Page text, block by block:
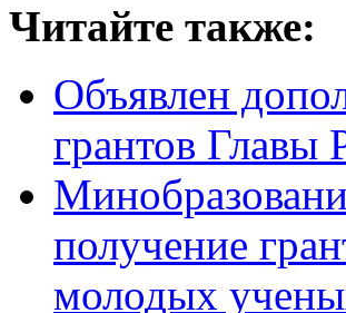
Читайте также:
Объявлен
грантов Главы
получение
молодых